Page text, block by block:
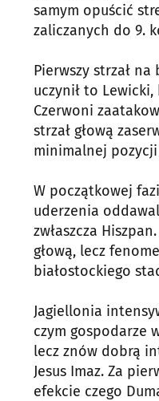
samym opuścić
zaliczanych do 9.
Pierwszy strzał
uczynił to
Czerwoni
strzał głową
minimalnej
W początkowej
uderzenia
zwłaszcza
głową, lecz
białostockiego
Jagiellonia
czym gospodarze
lecz znów dobrą
Jesus Imaz. Za
efekcie czego